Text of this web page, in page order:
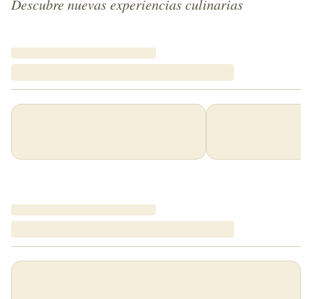
Descubre nuevas experiencias culinarias